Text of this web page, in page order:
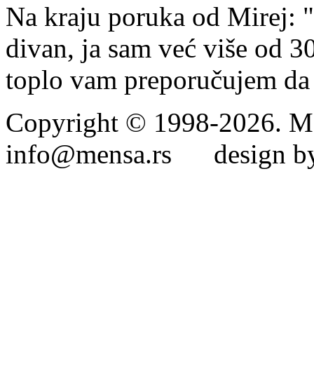
Na kraju poruka od Mirej:
divan, ja sam već više od
toplo vam preporučujem
Copyright © 1998-2026.
info@mensa.rs design